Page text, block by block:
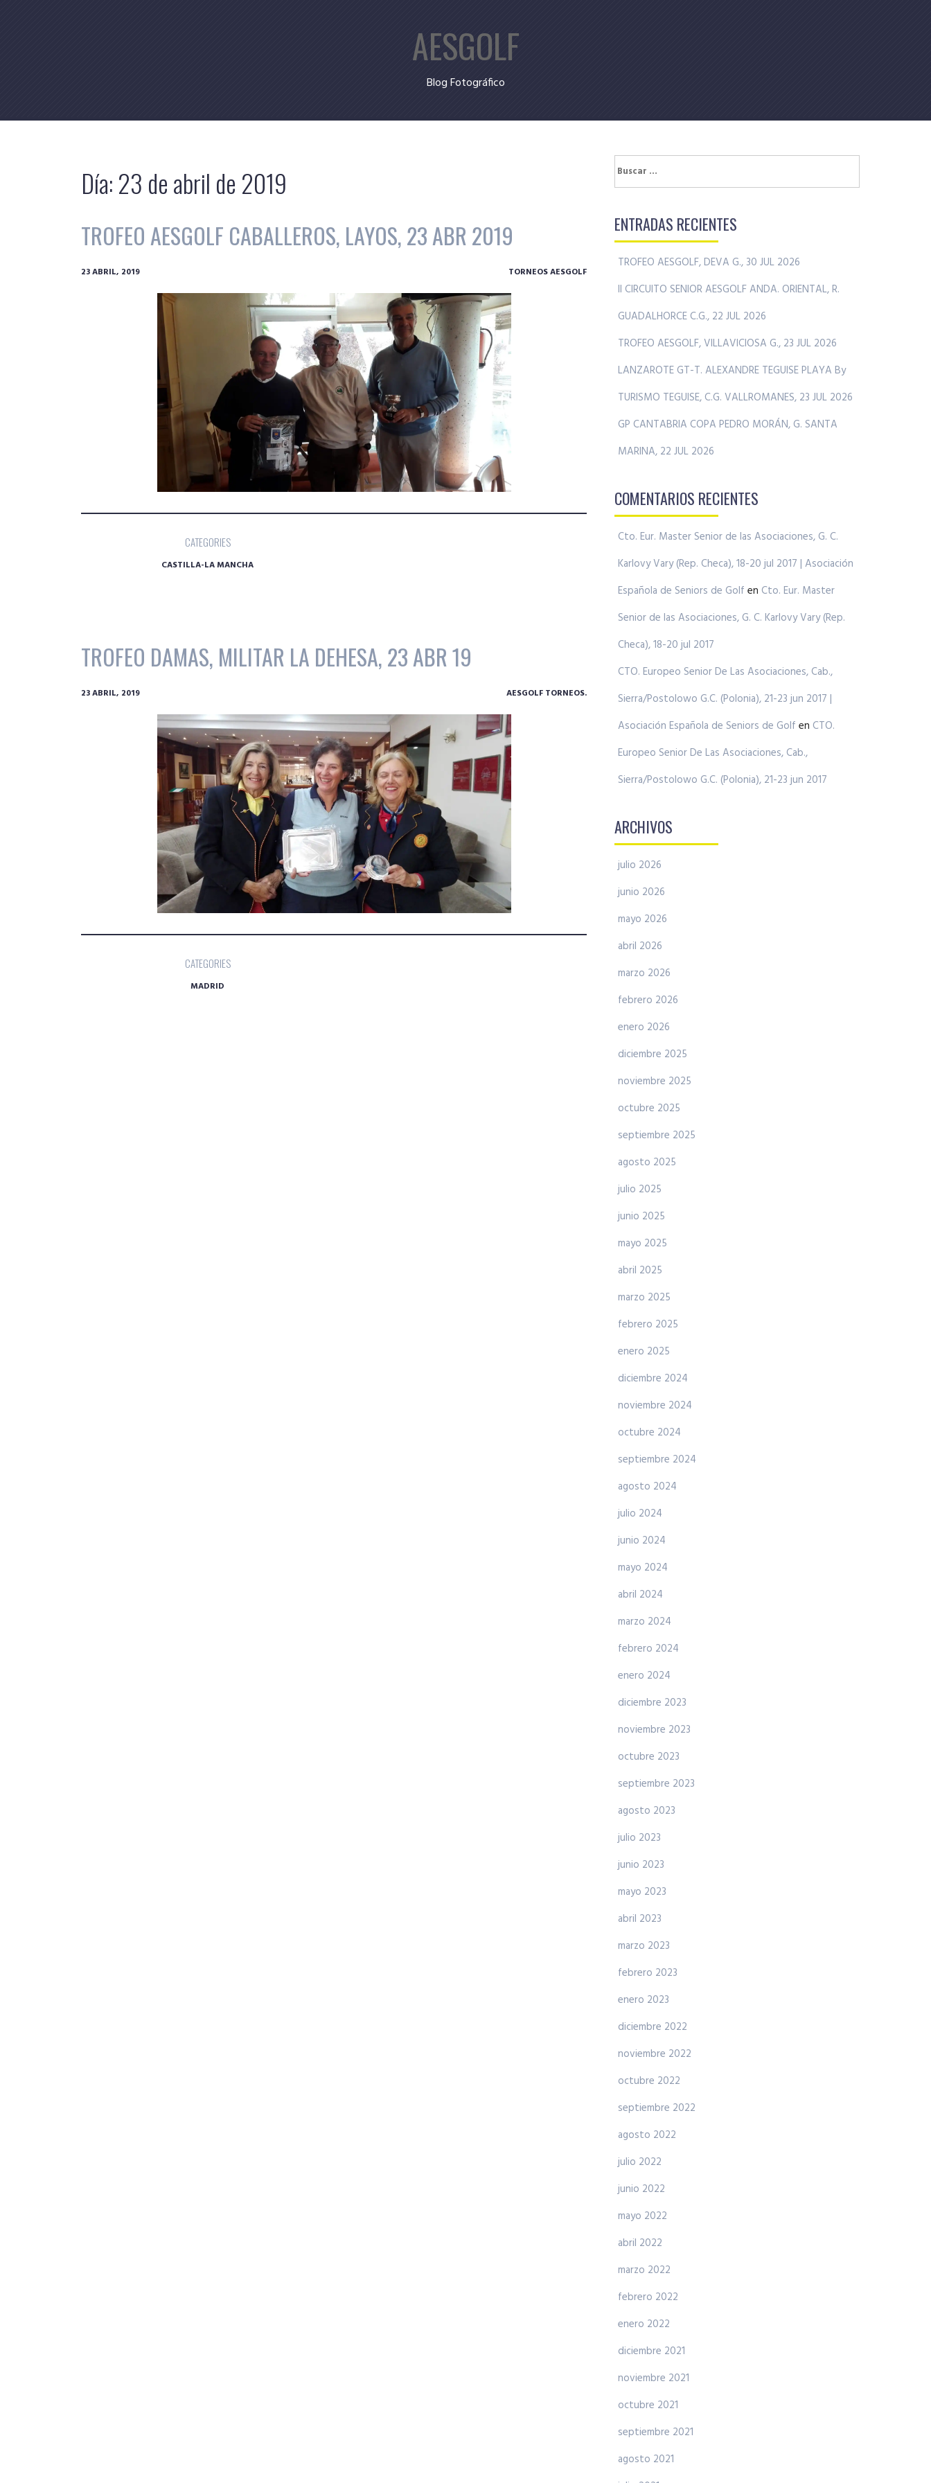
AESGOLF
Blog Fotográfico
Día:23 de abril de 2019
TROFEO AESGOLF CABALLEROS, LAYOS, 23 ABR 2019
23 ABRIL, 2019 TORNEOS AESGOLF
CATEGORIES
CASTILLA-LA MANCHA
TROFEO DAMAS, MILITAR LA DEHESA, 23 ABR 19
23 ABRIL, 2019 AESGOLF TORNEOS.
CATEGORIES
MADRID
Buscar:
ENTRADAS RECIENTES
TROFEO AESGOLF, DEVA G., 30 JUL 2026
II CIRCUITO SENIOR AESGOLF ANDA. ORIENTAL, R.
GUADALHORCE C.G., 22 JUL 2026
TROFEO AESGOLF, VILLAVICIOSA G., 23 JUL 2026
LANZAROTE GT-T. ALEXANDRE TEGUISE PLAYA By
TURISMO TEGUISE, C.G. VALLROMANES, 23 JUL 2026
GP CANTABRIA COPA PEDRO MORÁN, G. SANTA
MARINA, 22 JUL 2026
COMENTARIOS RECIENTES
Cto. Eur. Master Senior de las Asociaciones, G. C.
Karlovy Vary (Rep. Checa), 18-20 jul 2017 | Asociación
Española de Seniors de Golf en Cto. Eur. Master
Senior de las Asociaciones, G. C. Karlovy Vary (Rep.
Checa), 18-20 jul 2017
CTO. Europeo Senior De Las Asociaciones, Cab.,
Sierra/Postolowo G.C. (Polonia), 21-23 jun 2017 |
Asociación Española de Seniors de Golf en CTO.
Europeo Senior De Las Asociaciones, Cab.,
Sierra/Postolowo G.C. (Polonia), 21-23 jun 2017
ARCHIVOS
julio 2026
junio 2026
mayo 2026
abril 2026
marzo 2026
febrero 2026
enero 2026
diciembre 2025
noviembre 2025
octubre 2025
septiembre 2025
agosto 2025
julio 2025
junio 2025
mayo 2025
abril 2025
marzo 2025
febrero 2025
enero 2025
diciembre 2024
noviembre 2024
octubre 2024
septiembre 2024
agosto 2024
julio 2024
junio 2024
mayo 2024
abril 2024
marzo 2024
febrero 2024
enero 2024
diciembre 2023
noviembre 2023
octubre 2023
septiembre 2023
agosto 2023
julio 2023
junio 2023
mayo 2023
abril 2023
marzo 2023
febrero 2023
enero 2023
diciembre 2022
noviembre 2022
octubre 2022
septiembre 2022
agosto 2022
julio 2022
junio 2022
mayo 2022
abril 2022
marzo 2022
febrero 2022
enero 2022
diciembre 2021
noviembre 2021
octubre 2021
septiembre 2021
agosto 2021